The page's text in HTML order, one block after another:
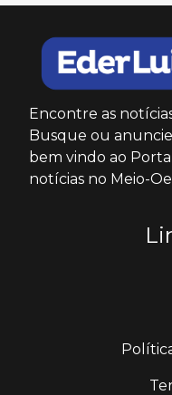
Encontre as
Busque ou
bem vindo ao
notícias no Meio-